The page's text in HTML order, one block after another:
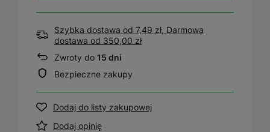
Szybka dostawa od 7,49 zł, Darmowa
dostawa od 350,00 zł
Zwroty do 15 dni
Bezpieczne zakupy
Dodaj do listy zakupowej
Dodaj opinię